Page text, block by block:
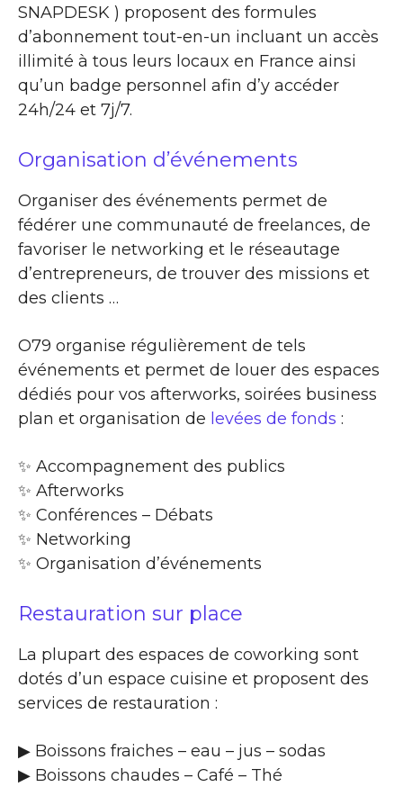
SNAPDESK ) proposent des formules
d’abonnement tout-en-un incluant un accès
illimité à tous leurs locaux en France ainsi
qu’un badge personnel afin d’y accéder
24h/24 et 7j/7.
Organisation d’événements
Organiser des événements permet de
fédérer une communauté de freelances, de
favoriser le networking et le réseautage
d’entrepreneurs, de trouver des missions et
des clients …
O79 organise régulièrement de tels
événements et permet de louer des espaces
dédiés pour vos afterworks, soirées business
plan et organisation de levées de fonds :
✨​ Accompagnement des publics
✨​ Afterworks
✨​ Conférences – Débats
✨​ Networking
✨​ Organisation d’événements
Restauration sur place
La plupart des espaces de coworking sont
dotés d’un espace cuisine et proposent des
services de restauration :
▶​ Boissons fraiches – eau – jus – sodas
▶​ Boissons chaudes – Café – Thé